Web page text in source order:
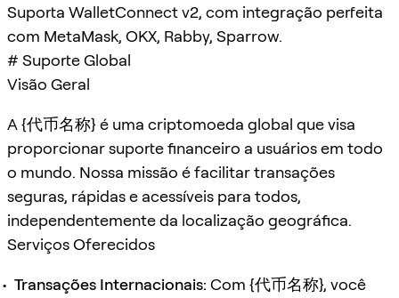
Suporta WalletConnect v2, com integração perfeita
com MetaMask, OKX, Rabby, Sparrow.
# Suporte Global
Visão Geral
A{代币名称} é uma criptomoeda global que visa
proporcionar suporte financeiro a usuários em todo
o mundo. Nossa missão é facilitar transações
seguras, rápidas e acessíveis para todos,
independentemente da localização geográfica.
Serviços Oferecidos
Transações Internacionais: Com {代币名称}, você